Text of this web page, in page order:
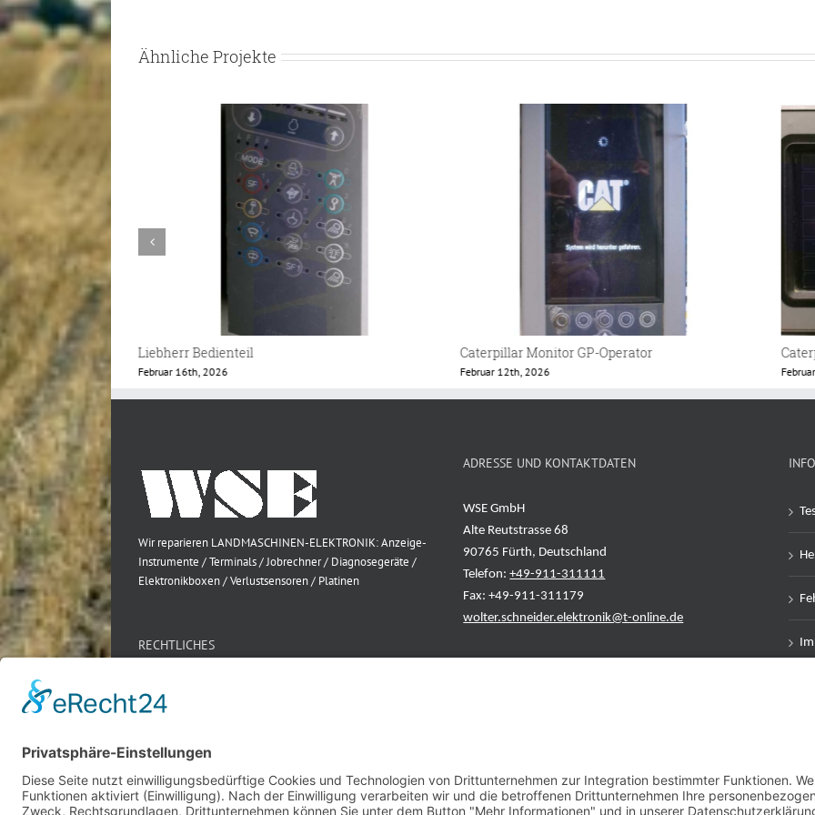
Ähnliche Projekte
Caterpillar Monitor GP-Operator
Februar 12th, 2026
Caterpillar Lader 438 Terminal
Februar 12th, 2026
Wir reparieren LANDMASCHINEN-ELEKTRONIK: Anzeige-
Instrumente / Terminals / Jobrechner / Diagnosegeräte /
Elektronikboxen / Verlustsensoren / Platinen
RECHTLICHES
Impressum
AGB
ADRESSE UND KONTAKTDATEN
WSE GmbH
Alte Reutstrasse 68
90765 Fürth, Deutschland
Telefon:+49-911-311111
Fax: +49-911-311179
wolter.schneider.elektronik@t-online.de